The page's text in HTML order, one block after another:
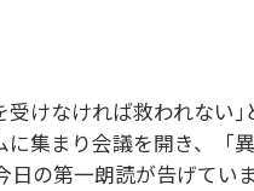
けなければ救われない｣
集まり会議を開き、「
の第一朗読が告げていま